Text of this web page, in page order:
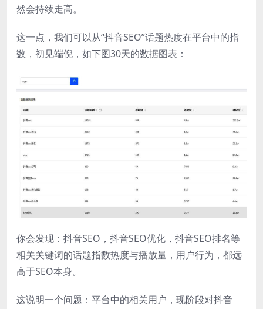
然会持续走高。
这一点，我们可以从“抖音SEO”话题热度在平台中的指
数，初见端倪，如下图30天的数据图表：
你会发现：抖音SEO，抖音SEO优化，抖音SEO排名等
相关关键词的话题指数热度与播放量，用户行为，都远
高于SEO本身。
这说明一个问题：平台中的相关用户，现阶段对抖音